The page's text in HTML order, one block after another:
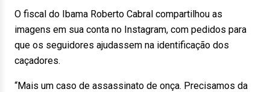
O fiscal do Ibama Roberto Cabral compartilhou as
imagens em sua conta no Instagram, com pedidos para
que os seguidores ajudassem na identificação dos
caçadores.
“Mais um caso de assassinato de onça. Precisamos da